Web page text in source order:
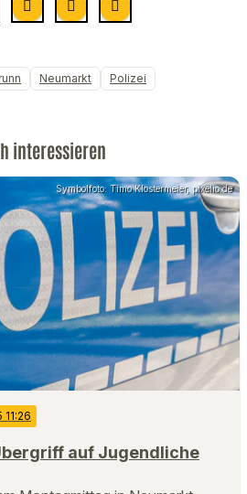
Neumarkt Polizei
interessieren
Symbolfoto: Timo Klostermeier, pixelio.de
auf Jugendliche